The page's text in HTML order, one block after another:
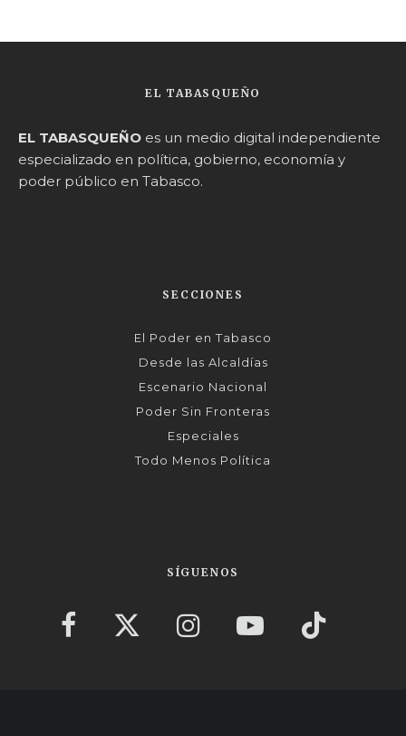
EL TABASQUEÑO
EL TABASQUEÑO es un medio digital independiente
especializado en política, gobierno, economía y
poder público en Tabasco.
SECCIONES
El Poder en Tabasco
Desde las Alcaldías
Escenario Nacional
Poder Sin Fronteras
Especiales
Todo Menos Política
SÍGUENOS